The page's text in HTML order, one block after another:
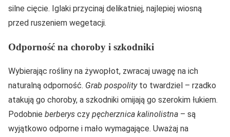
silne cięcie. Iglaki przycinaj delikatniej, najlepiej wiosną
przed ruszeniem wegetacji.
Odporność na choroby i szkodniki
Wybierając rośliny na żywopłot, zwracaj uwagę na ich
naturalną odporność. Grab pospolityto twardziel – rzadko
atakują go choroby, a szkodniki omijają go szerokim łukiem.
Podobnie berberys czy pęcherznica kalinolistna – są
wyjątkowo odporne i mało wymagające. Uważaj na